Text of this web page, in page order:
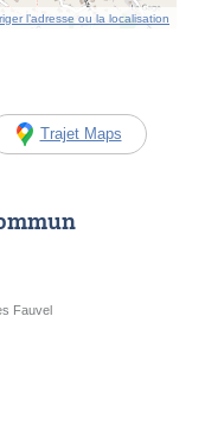
l’adresse ou la localisation
Trajet Maps
Fauvel